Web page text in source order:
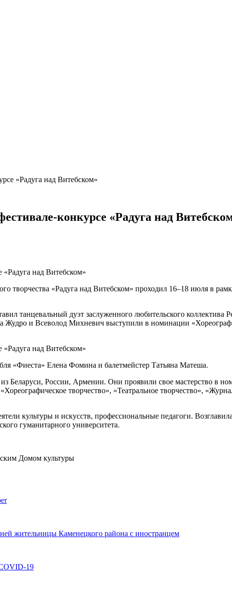
«Радуга над Витебском»
конкурсе «Радуга над
творчества «Радуга над Витебском» проходил 16–18 июля в
танцевальный дуэт заслуженного любительского коллектива
и Всеволод Михневич выступили в номинации
«Фиеста» Елена Фомина и балетмейстер Татьяна Матеша.
Беларуси, России, Армении. Они проявили свое мастерство в
творчество», «Театральное творчество»,
культуры и искусств, профессиональные педагоги.
гуманитарного университета.
Домом культуры
жительницы Каменецкого района с иностранцем
19